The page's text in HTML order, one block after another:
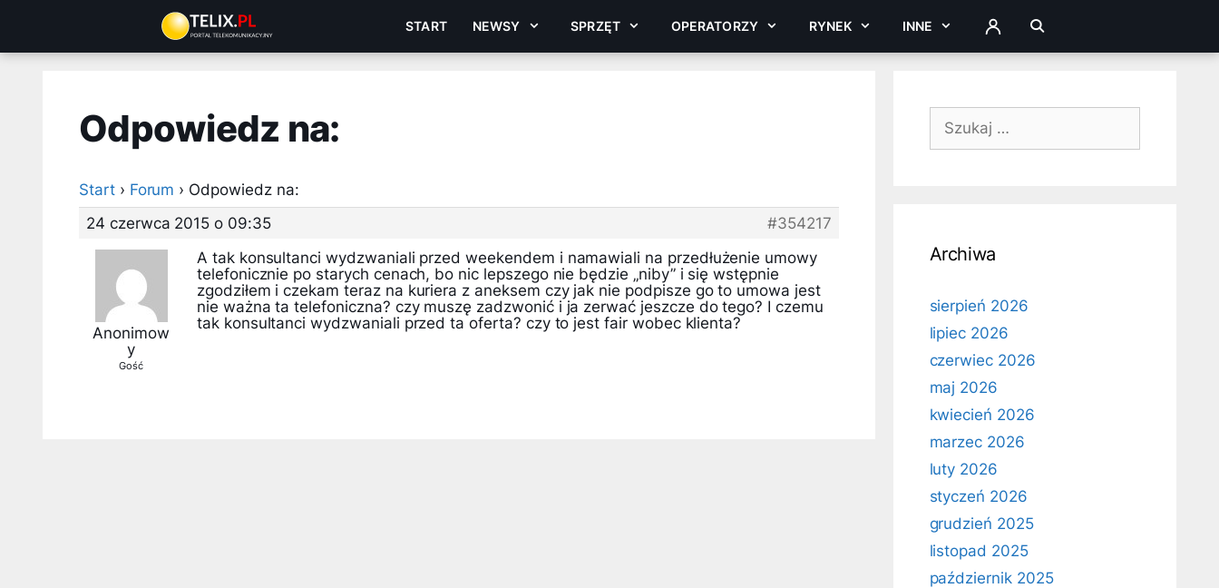
treści
START NEWSY SPRZĘT OPERATORZY RYNEK INNE ZALOGUJ
Odpowiedz na:
Start › Forum › Odpowiedz na:
24 czerwca 2015 o 09:35
#354217
Anonimow
y
Gość
A tak konsultanci wydzwaniali przed weekendem i namawiali na przedłużenie umowy
telefonicznie po starych cenach, bo nic lepszego nie będzie „niby” i się wstępnie
zgodziłem i czekam teraz na kuriera z aneksem czy jak nie podpisze go to umowa jest
nie ważna ta telefoniczna? czy muszę zadzwonić i ja zerwać jeszcze do tego? I czemu
tak konsultanci wydzwaniali przed ta oferta? czy to jest fair wobec klienta?
Szukaj:
Archiwa
sierpień 2026
lipiec 2026
czerwiec 2026
maj 2026
kwiecień 2026
marzec 2026
luty 2026
styczeń 2026
grudzień 2025
listopad 2025
październik 2025